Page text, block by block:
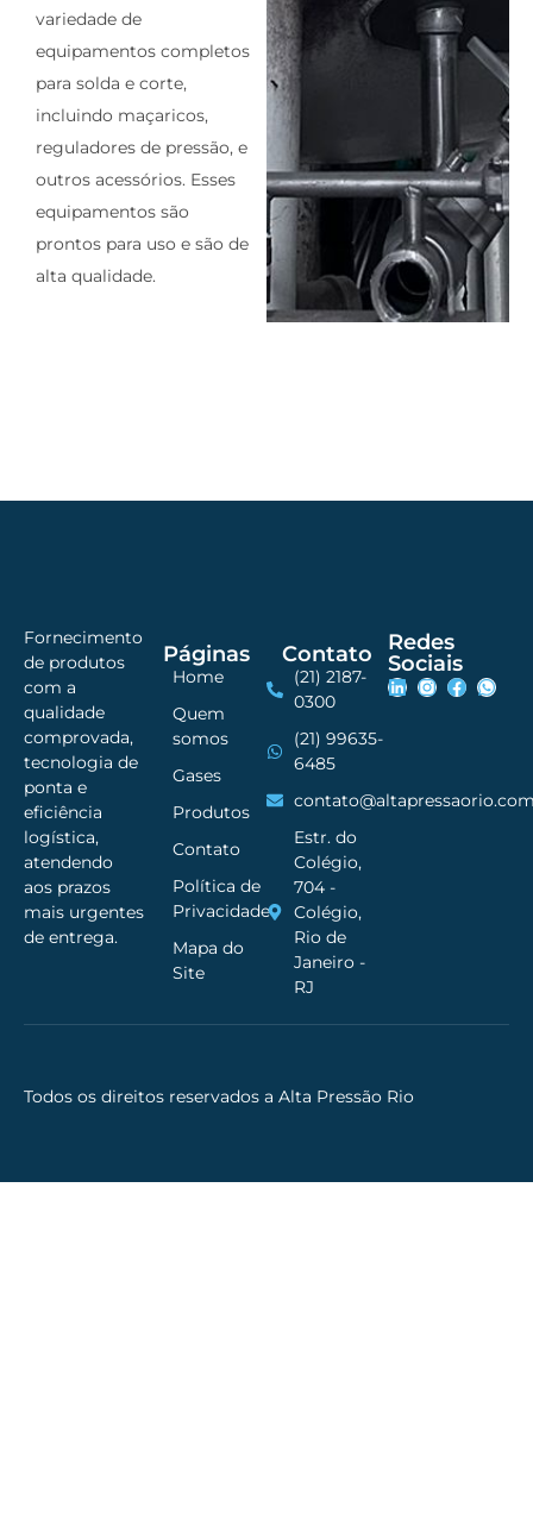
variedade de
equipamentos completos
para solda e corte,
incluindo maçaricos,
reguladores de pressão, e
outros acessórios. Esses
equipamentos são
prontos para uso e são de
alta qualidade.
Fornecimento
de produtos
com a
qualidade
comprovada,
tecnologia de
ponta e
eficiência
logística,
atendendo
aos prazos
mais urgentes
de entrega.
Páginas
Home
Quem
somos
Gases
Produtos
Contato
Política de
Privacidade
Mapa do
Site
Contato
(21) 2187-
0300
(21) 99635-
6485
Estr. do
Colégio,
704 -
Colégio,
Rio de
Janeiro -
RJ
Redes
Sociais
Todos os direitos reservados a Alta Pressão Rio